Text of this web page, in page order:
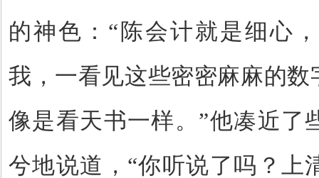
的神色： “ 陈会计就是细心
我，一看见这些密密麻麻的
像是看天书一样。 ”他凑近了
兮地说道， “你听说了吗？上